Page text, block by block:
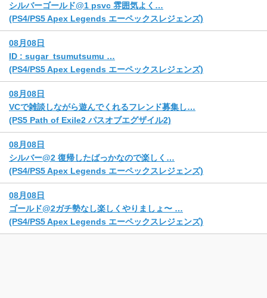
シルバーゴールド@1 psvc 雰囲気よく…
(PS4/PS5 Apex Legends エーペックスレジェンズ)
08月08日
ID : sugar_tsumutsumu …
(PS4/PS5 Apex Legends エーペックスレジェンズ)
08月08日
VCで雑談しながら遊んでくれるフレンド募集し…
(PS5 Path of Exile2 パスオブエグザイル2)
08月08日
シルバー@2 復帰したばっかなので楽しく…
(PS4/PS5 Apex Legends エーペックスレジェンズ)
08月08日
ゴールド@2ガチ勢なし楽しくやりましょ〜 …
(PS4/PS5 Apex Legends エーペックスレジェンズ)